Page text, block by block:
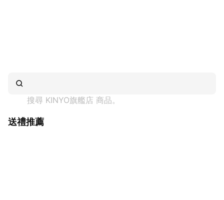
搜尋 KINYO旗艦店 商品。
送禮推薦